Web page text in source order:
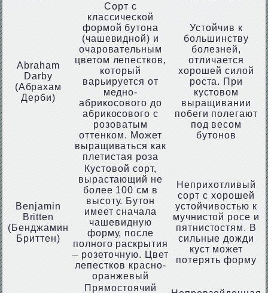
Abraham
Darby
(Абрахам
Дерби)
Сорт с
классической
формой бутона
(чашевидной) и
очаровательным
цветом лепестков,
который
варьируется от
медно-
абрикосового до
абрикосового с
розоватым
оттенком. Может
выращиваться как
плетистая роза
Устойчив к
большинству
болезней,
отличается
хорошей силой
роста. При
кустовом
выращивании
побеги полегают
под весом
бутонов
Benjamin
Britten
(Бенджамин
Бриттен)
Кустовой сорт,
вырастающий не
более 100 см в
высоту. Бутон
имеет сначала
чашевидную
форму, после
полного раскрытия
– розеточную. Цвет
лепестков красно-
оранжевый
Неприхотливый
сорт с хорошей
устойчивостью к
мучнистой росе и
пятнистостям. В
сильные дожди
куст может
потерять форму
Прямостоячий